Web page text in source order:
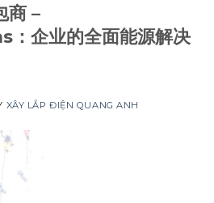
商 –
企业的全面能源解决
XÂY LẮP ĐIỆN QUANG ANH